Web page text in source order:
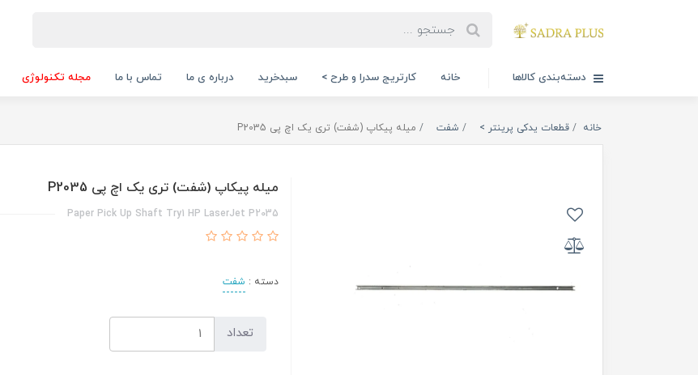
دسته‌بندی کالاها خانه کارتریج سدرا و طرح > سبدخرید درباره ی ما تماس با ما مجله تکنولوژی
خانه قطعات یدکی پرینتر > شفت میله پیکاپ (شفت) تری یک اچ پی P2035
میله پیکاپ (شفت) تری یک اچ پی P2035
Paper Pick Up Shaft Try1 HP LaserJet P2035
دسته : شفت
تعداد